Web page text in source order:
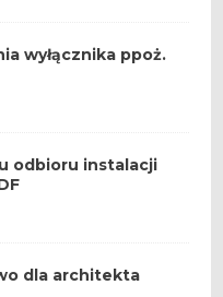
wyłącznika ppoż.
odbioru instalacji
dla architekta